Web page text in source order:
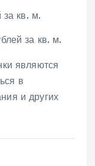
кв. м.
за кв. м.
являются
в
и других